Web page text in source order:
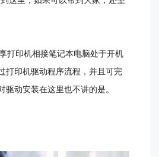
打印机相接笔记本电脑处于开机
打印机驱动程序流程，并且可完
动安装在这里也不讲的是。